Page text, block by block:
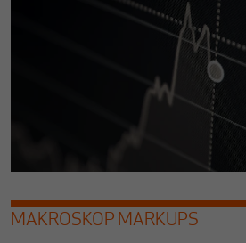
MAKROSKOP MARKUPS